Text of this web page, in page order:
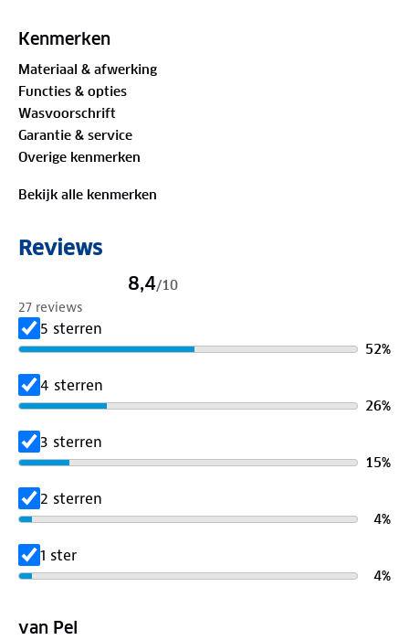
draagt. Thermokleding is een ideale basis voor het
blijft jouw lichaam in alle omstandigheden op
temperatuur. Combineer thermobroek Maskin met
thermoshirt Rexton
Kenmerken
Materiaal & afwerking
Functies & opties
Wasvoorschrift
Garantie & service
Overige kenmerken
Bekijk alle kenmerken
Reviews
8,4/10
27 reviews
5 sterren
52%
4 sterren
26%
3 sterren
15%
2 sterren
4%
1 ster
4%
van Pel